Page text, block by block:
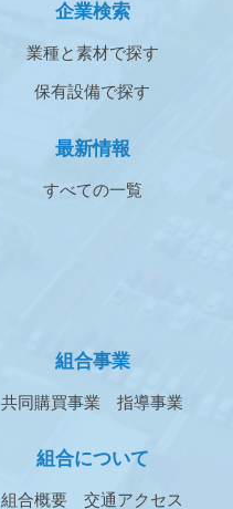
企業検索
業種と素材で探す
保有設備で探す
最新情報
すべての一覧
組合事業
共同購買事業 指導事業
組合について
組合概要 交通アクセス